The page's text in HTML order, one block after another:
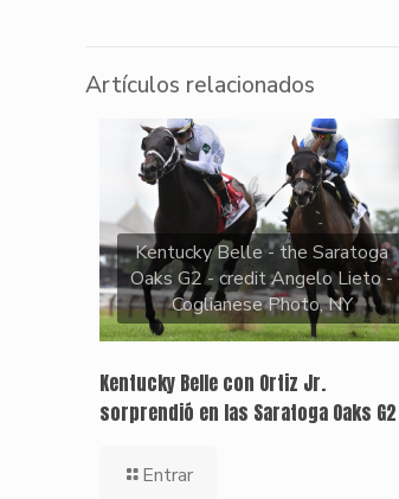
Artículos relacionados
Kentucky Belle - the Saratoga
Oaks G2 - credit Angelo Lieto -
Coglianese Photo, NY
Kentucky Belle con Ortiz Jr.
sorprendió en las Saratoga Oaks G2
Entrar